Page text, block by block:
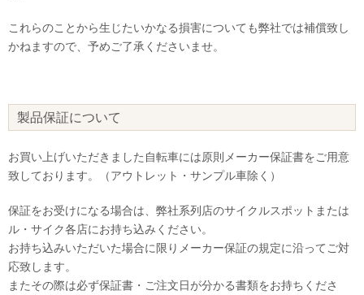
これらのことから生じたいかなる損害についても弊社では補償致し
かねますので、予めご了承くださいませ。
製品保証について
お買い上げいただきました自転車には原則メーカー保証書をご用意
致しております。（アウトレット・サンプル車除く）
保証をお受けになる場合は、弊社系列店のサイクルスポットまたは
ル・サイク各店にお持ち込みください。
お持ち込みいただいた場合に限りメーカー保証の規定に沿ってご対
応致します。
またその際は必ず保証書・ご注文日が分かる書類をお持ちくださ